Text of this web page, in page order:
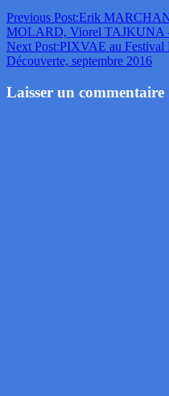
Previous Post:Erik
MOLARD, Viorel TAJKUNA
Next Post:PIXVAE au Festival
Découverte, septembre 2016
Laisser un commentaire